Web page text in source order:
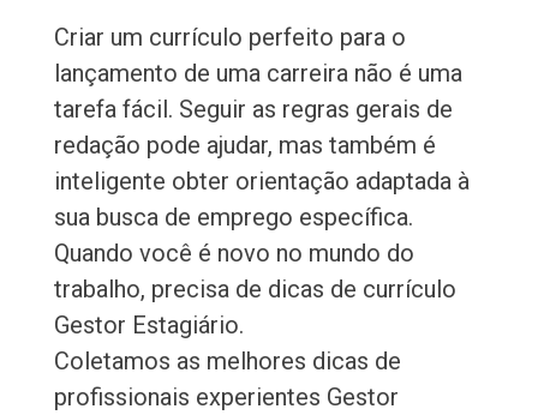
Criar um currículo perfeito para o
lançamento de uma carreira não é uma
tarefa fácil. Seguir as regras gerais de
redação pode ajudar, mas também é
inteligente obter orientação adaptada à
sua busca de emprego específica.
Quando você é novo no mundo do
trabalho, precisa de dicas de currículo
Gestor Estagiário.
Coletamos as melhores dicas de
profissionais experientes Gestor